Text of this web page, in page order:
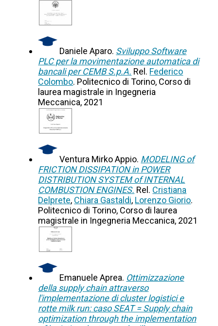
Daniele Aparo. Sviluppo Software
PLC per la movimentazione automatica di
bancali per CEMB S.p.A. Rel. Federico
Colombo. Politecnico di Torino, Corso di
laurea magistrale in Ingegneria
Meccanica, 2021
Ventura Mirko Appio. MODELING of
FRICTION DISSIPATION in POWER
DISTRIBUTION SYSTEM of INTERNAL
COMBUSTION ENGINES. Rel. Cristiana
Delprete, Chiara Gastaldi, Lorenzo Giorio.
Politecnico di Torino, Corso di laurea
magistrale in Ingegneria Meccanica, 2021
Emanuele Aprea. Ottimizzazione
della supply chain attraverso
l'implementazione di cluster logistici e
rotte milk run: caso SEAT = Supply chain
optimization through the implementation